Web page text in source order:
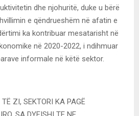
dhe njohuritë, duke u bërë
e qëndrueshëm në afatin e
ka kontribuar mesatarisht në
në 2020-2022, i ndihmuar
informale në këtë sektor.
ZI, SEKTORI KA PAGË